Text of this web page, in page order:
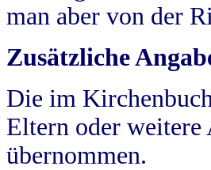
man aber von der
Zusätzliche
Die im
Eltern oder
übernommen.